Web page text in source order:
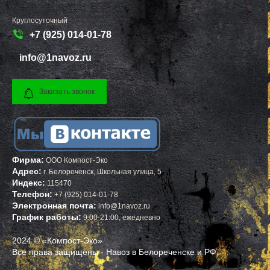
ТЕКСТИЛЬЩИК
ТЕМПЫ
ТИШКОВО
ТОМИЛИНО
ТРОИЦК
ТРОИЦКОЕ
ТУГОЛЕССКИЙ БОР
ТУПИКОВО
ТУЧКОВО
УВАРОВКА
УДЕЛЬНАЯ
УЗУНОВО
УСПЕНСКОЕ
ФИРСАНОВКА
ФОМИНСКОЕ
ФОСФОРИТНЫЙ
ФРЯЗИНО
ФРЯНОВО
ХИМКИ
ХОРЛОВО
ХОТЬКОВО
ЧЕРЕПОВО
ЧЕРКИЗОВО
ЧЕРНОГОЛОВКА
ЧЕРНОЕ
ЧЕРУСТИ
ЧЕХОВ
ПРИМОРСК
ЯСНЫЙ
ВЕРЕЩАГИНО
ГУБАХА
УЗЛОВАЯ
САЛЕХАРД
ПРОКОПЬЕВСК
СЕМЕНОВ
СТАРАЯ РУССА
КРАСНОКАМСК
АПАТИТЫ
БАЛАХНА
МИЛЛЕРОВО
НОВОУРАЛЬСК
ТАЛИЦА
ИНКЕРМАН
ЯЛУТОРОВСК
КОПЕЙСК
САТКА
АХТУБИНСК
ИШИМБАЙ
БИРОБИДЖАН
ШАРЫПОВО
ВАЛДАЙ
КУЙБЫШЕВ
СОЛИКАМСК
РОСЛАВЛЬ
Круглосуточный
+7 (925) 014-01-78
info@1navoz.ru
Заказать звонок
Фирма: ООО Компост-Эко
Адрес:г. Белореченск, Школьная улица, 5
Индекс: 115470
Телефон: +7 (925) 014-01-78
Электронная почта: info@1navoz.ru
График работы:9:00-21:00, ежедневно
2024 © «Компост-Эко»
Все права защищены - Навоз в Белореченске и РФ.